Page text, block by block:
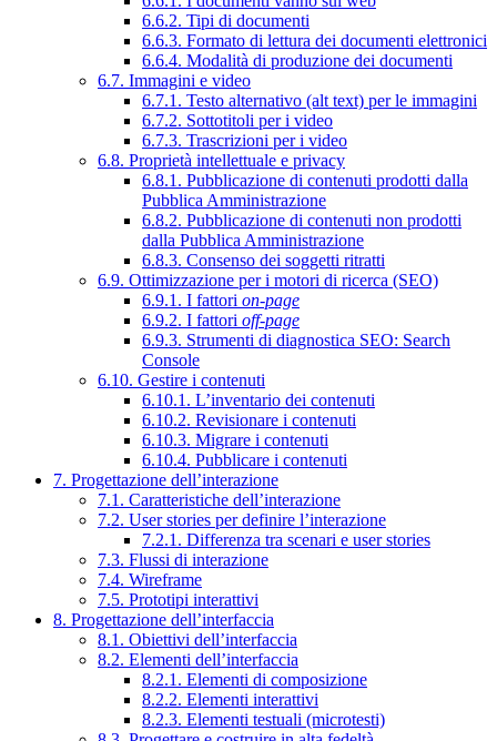
6.6.2. Tipi di documenti
6.6.3. Formato di lettura dei documenti elettronici
6.6.4. Modalità di produzione dei documenti
6.7. Immagini e video
6.7.1. Testo alternativo (alt text) per le immagini
6.7.2. Sottotitoli per i video
6.7.3. Trascrizioni per i video
6.8. Proprietà intellettuale e privacy
6.8.1. Pubblicazione di contenuti prodotti dalla
Pubblica Amministrazione
6.8.2. Pubblicazione di contenuti non prodotti
dalla Pubblica Amministrazione
6.8.3. Consenso dei soggetti ritratti
6.9. Ottimizzazione per i motori di ricerca (SEO)
6.9.1. I fattori on-page
6.9.2. I fattori off-page
6.9.3. Strumenti di diagnostica SEO: Search
Console
6.10. Gestire i contenuti
6.10.1. L’inventario dei contenuti
6.10.2. Revisionare i contenuti
6.10.3. Migrare i contenuti
6.10.4. Pubblicare i contenuti
7. Progettazione dell’interazione
7.1. Caratteristiche dell’interazione
7.2. User stories per definire l’interazione
7.2.1. Differenza tra scenari e user stories
7.3. Flussi di interazione
7.4. Wireframe
7.5. Prototipi interattivi
8. Progettazione dell’interfaccia
8.1. Obiettivi dell’interfaccia
8.2. Elementi dell’interfaccia
8.2.1. Elementi di composizione
8.2.2. Elementi interattivi
8.2.3. Elementi testuali (microtesti)